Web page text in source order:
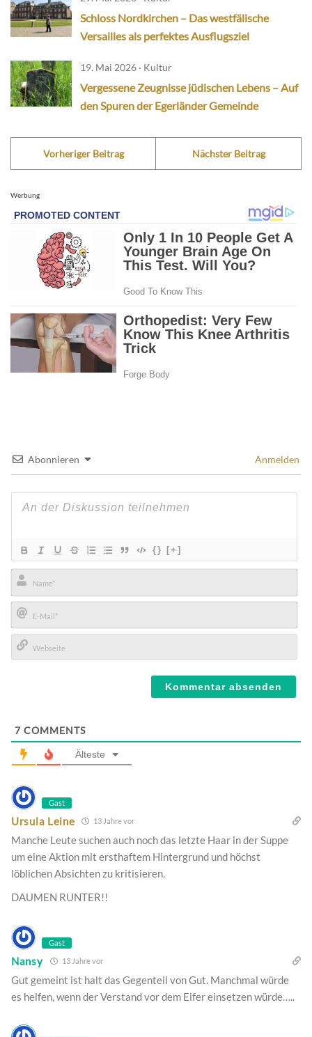
Schloss Nordkirchen – Das westfälische
Versailles als perfektes Ausflugsziel
19. Mai 2026 · Kultur
Vergessene Zeugnisse jüdischen Lebens – Auf
den Spuren der Egerländer Gemeinde
Vorheriger Beitrag Nächster Beitrag
Werbung
Abonnieren Anmelden
{} [+]
Name*
E-
Mail*
7 COMMENTS
Älteste
Gast
Ursula Leine 13 Jahre vor
Manche Leute suchen auch noch das letzte Haar in der Suppe
um eine Aktion mit ersthaftem Hintergrund und höchst
löblichen Absichten zu kritisieren.
DAUMEN RUNTER!!
Gast
Nansy 13 Jahre vor
Gut gemeint ist halt das Gegenteil von Gut. Manchmal würde
es helfen, wenn der Verstand vor dem Eifer einsetzen würde…..